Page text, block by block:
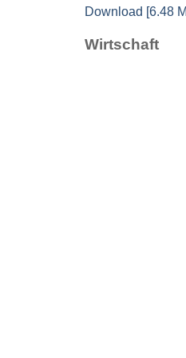
Download [6.48
Wirtschaft